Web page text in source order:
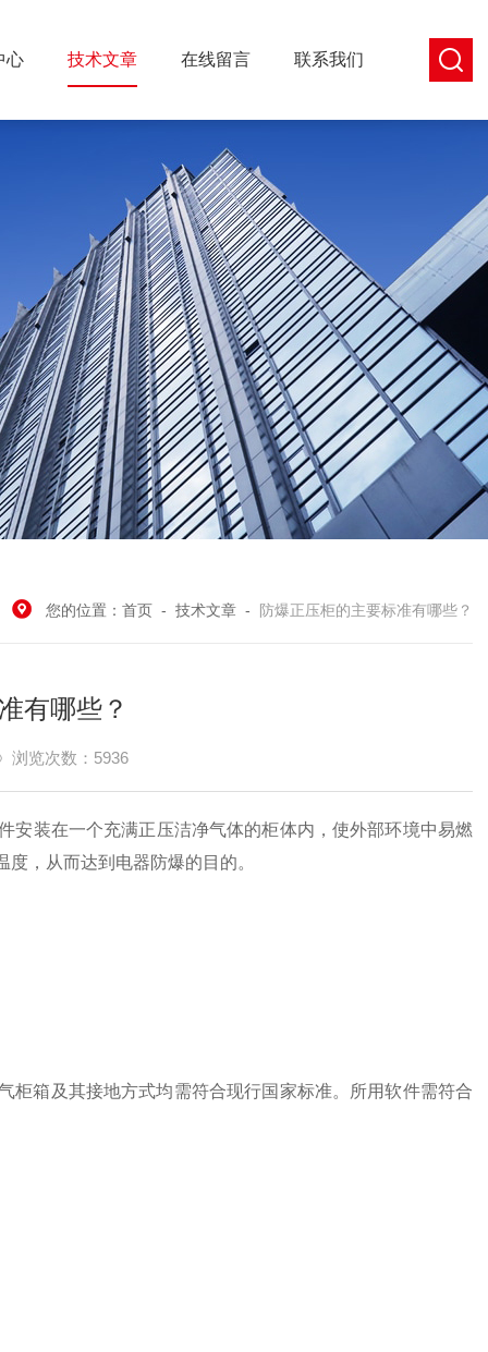
心 技术文章 在线留言 联系我们
您的位置： 首页 - 技术文章 - 防爆正压柜的主要标准有哪些？
有哪些？
浏览次数：5936
装在一个充满正压洁净气体的柜体内，使外部环境中易燃
，从而达到电器防爆的目的。
箱及其接地方式均需符合现行国家标准。所用软件需符合